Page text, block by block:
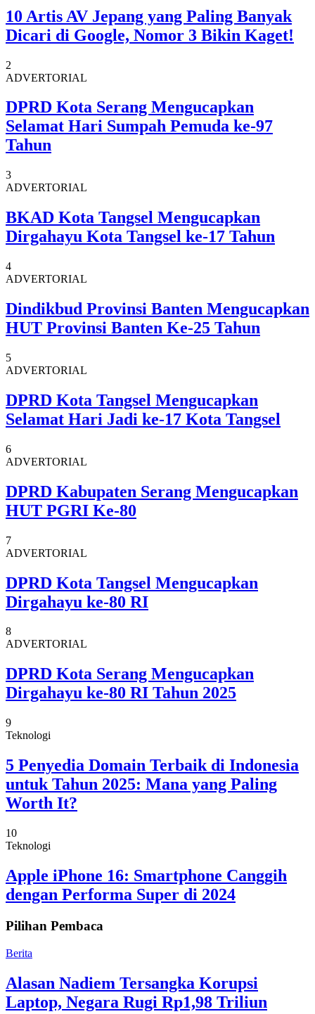
10 Artis AV Jepang yang Paling Banyak
Dicari di Google, Nomor 3 Bikin Kaget!
2
ADVERTORIAL
DPRD Kota Serang Mengucapkan
Selamat Hari Sumpah Pemuda ke-97
Tahun
3
ADVERTORIAL
BKAD Kota Tangsel Mengucapkan
Dirgahayu Kota Tangsel ke-17 Tahun
4
ADVERTORIAL
Dindikbud Provinsi Banten Mengucapkan
HUT Provinsi Banten Ke-25 Tahun
5
ADVERTORIAL
DPRD Kota Tangsel Mengucapkan
Selamat Hari Jadi ke-17 Kota Tangsel
6
ADVERTORIAL
DPRD Kabupaten Serang Mengucapkan
HUT PGRI Ke-80
7
ADVERTORIAL
DPRD Kota Tangsel Mengucapkan
Dirgahayu ke-80 RI
8
ADVERTORIAL
DPRD Kota Serang Mengucapkan
Dirgahayu ke-80 RI Tahun 2025
9
Teknologi
5 Penyedia Domain Terbaik di Indonesia
untuk Tahun 2025: Mana yang Paling
Worth It?
10
Teknologi
Apple iPhone 16: Smartphone Canggih
dengan Performa Super di 2024
Pilihan Pembaca
Berita
Alasan Nadiem Tersangka Korupsi
Laptop, Negara Rugi Rp1,98 Triliun